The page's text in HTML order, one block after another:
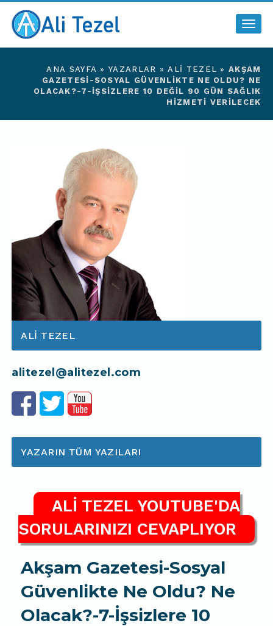
ANA SAYFA »YAZARLAR »ALI TEZEL »AKŞAM
GAZETESI-SOSYAL GÜVENLIKTE NE OLDU? NE
OLACAK?-7-İŞSIZLERE 10 DEĞIL 90 GÜN SAĞLIK
HIZMETI VERILECEK
ALI TEZEL
alitezel@alitezel.com
YAZARIN TÜM YAZILARI
ALİ TEZEL YOUTUBE'DA
SORULARINIZI CEVAPLIYOR
Akşam Gazetesi-Sosyal
Güvenlikte Ne Oldu? Ne
Olacak?-7-İşsizlere 10